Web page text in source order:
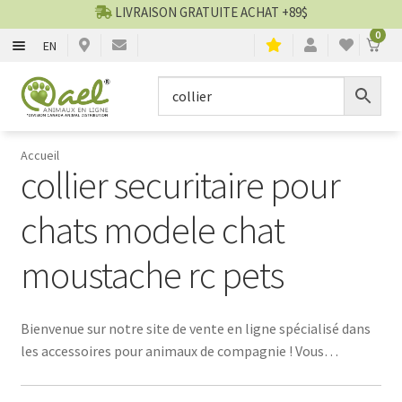
EN
0
Aller
à
navigation
Aller
au
LIVRAISON GRATUITE ACHAT +89$
CHIENS
TOILETTAGE
SERVICES
PAR MARQUES
🍁 PRODUITS CANADIEN
Accueil
collier securitaire pour
chats modele chat
moustache rc pets
Bienvenue sur notre site de vente en ligne spécialisé dans
les accessoires pour animaux de compagnie ! Vous